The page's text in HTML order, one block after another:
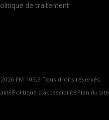
de traitement
FM 103,3 Tous droits réservés.
Politique d’accessibilité Plan du site